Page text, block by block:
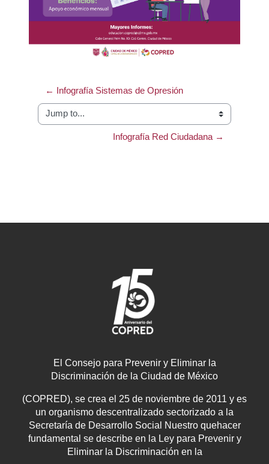
← Infografía Sistemas de Opresión
Jump to...
Infografía Red Ciudadana →
El Consejo para Prevenir y Eliminar la
Discriminación de la Ciudad de México
(COPRED), se crea el 25 de noviembre de 2011 y es
un organismo descentralizado sectorizado a la
Secretaría de Desarrollo Social Nuestro quehacer
fundamental se describe en la Ley para Prevenir y
Eliminar la Discriminación en la